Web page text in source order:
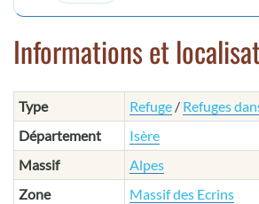
Informations et
Type Refuge / Refuges
Département
Isère
Massif
Alpes
Zone
Massif des Ecrins